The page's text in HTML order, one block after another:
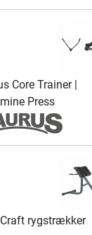
Core Trainer |
Press
rygstrækker